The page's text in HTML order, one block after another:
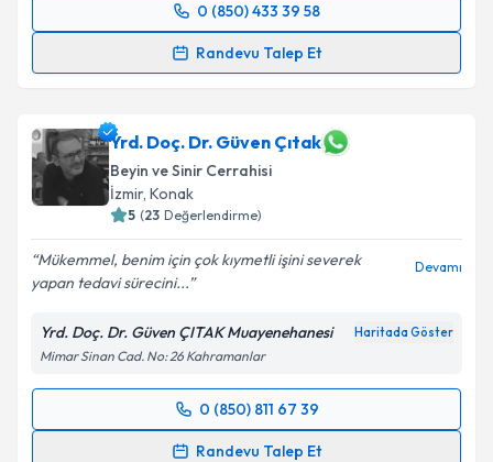
Takvim Talebini Gönder
0 (850) 433 39 58
Randevu Talep Et
Randevu Takvimi Talebi
takvim hazırlandığında e-posta ile bilgilendireceğiz.
E-posta Adresiniz
Kişisel verilerimin işlenmesine ilişkin
kapsamda işlenmesini kabul ediyorum.
Takvim Talebini Gönder
Yrd. Doç. Dr. Güven Çıtak
Beyin ve Sinir Cerrahisi
İzmir, Konak
5 (23 Değerlendirme)
Mükemmel, benim için çok kıymetli işini severek
yapan tedavi sürecini...
Devamı
Yrd. Doç. Dr. Güven ÇITAK Muayenehanesi Haritada Göster
Mimar Sinan Cad. No: 26 Kahramanlar
0 (850) 811 67 39
Randevu Talep Et
Randevu Takvimi Talebi